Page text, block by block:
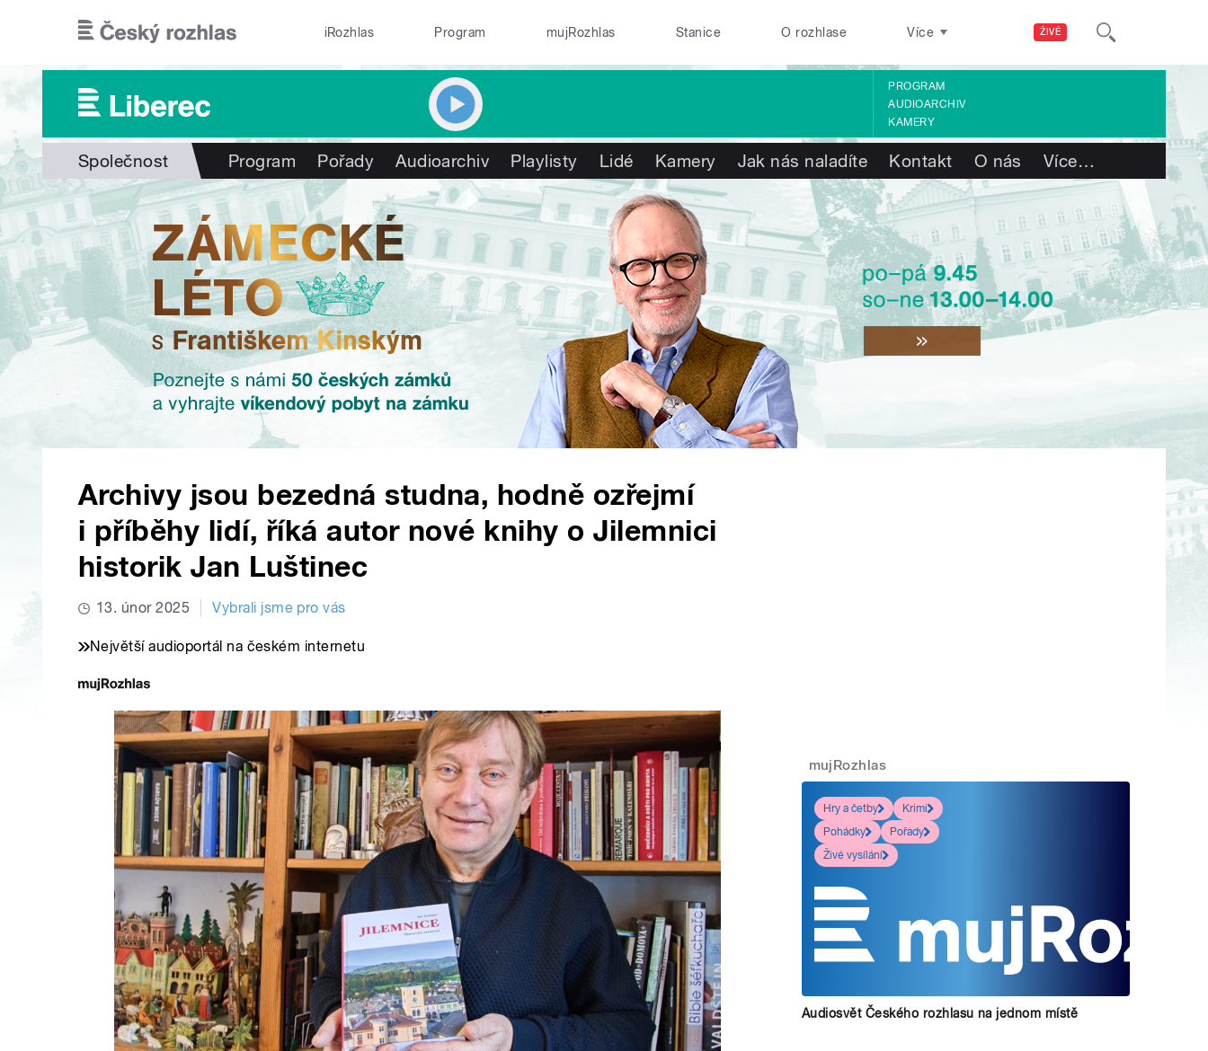
ŽIVĚ
iRozhlas Program mujRozhlas Stanice O rozhlase Více
PROGRAM
AUDIOARCHIV
KAMERY
Společnost Program Pořady Audioarchiv Playlisty Lidé Kamery Jak nás naladíte Kontakt O nás Více…
Archivy jsou bezedná studna, hodně ozřejmí
i příběhy lidí, říká autor nové knihy o Jilemnici
historik Jan Luštinec
13. únor 2025 Vybrali jsme pro vás
Největší audioportál na českém internetu
mujRozhlas
Hry a četby
Krimi
Pohádky
Pořady
Živé vysílání
Audiosvět Českého rozhlasu na jednom místě